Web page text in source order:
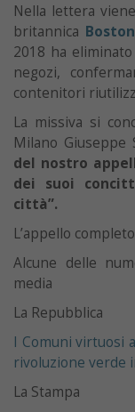
Nella lettera
britannica
2018 ha
negozi,
contenitori
La missiva si
Milano Giuseppe
del nostro
dei suoi
città”.
L’appello
Alcune delle
media
La Repubblica
I Comuni virtuosi
rivoluzione verde
La Stampa